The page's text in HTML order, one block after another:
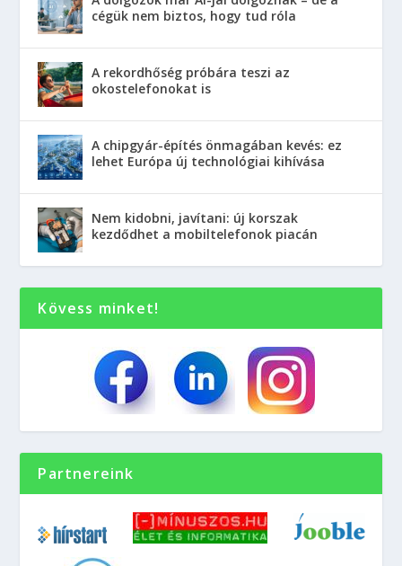
cégük nem biztos, hogy tud róla
A rekordhőség próbára teszi az
okostelefonokat is
A chipgyár-építés önmagában kevés: ez
lehet Európa új technológiai kihívása
Nem kidobni, javítani: új korszak
kezdődhet a mobiltelefonok piacán
Kövess minket!
Partnereink